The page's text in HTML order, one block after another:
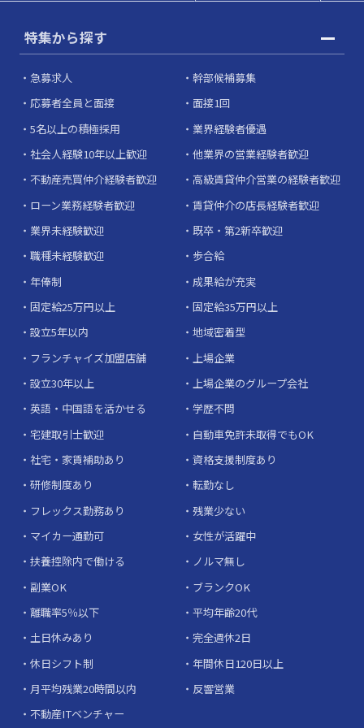
特集から探す
急募求人
幹部候補募集
応募者全員と面接
面接1回
5名以上の積極採用
業界経験者優遇
社会人経験10年以上歓迎
他業界の営業経験者歓迎
不動産売買仲介経験者歓迎
高級賃貸仲介営業の経験者歓迎
ローン業務経験者歓迎
賃貸仲介の店長経験者歓迎
業界未経験歓迎
既卒・第2新卒歓迎
職種未経験歓迎
歩合給
年俸制
成果給が充実
固定給25万円以上
固定給35万円以上
設立5年以内
地域密着型
フランチャイズ加盟店舗
上場企業
設立30年以上
上場企業のグループ会社
英語・中国語を活かせる
学歴不問
宅建取引士歓迎
自動車免許未取得でもOK
社宅・家賃補助あり
資格支援制度あり
研修制度あり
転勤なし
フレックス勤務あり
残業少ない
マイカー通勤可
女性が活躍中
扶養控除内で働ける
ノルマ無し
副業OK
ブランクOK
離職率5％以下
平均年齢20代
土日休みあり
完全週休2日
休日シフト制
年間休日120日以上
月平均残業20時間以内
反響営業
不動産ITベンチャー